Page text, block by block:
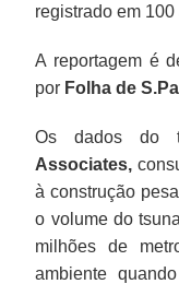
registrado em
A reportagem é
por Folha de
Os dados do
Associates,
à construção
o volume do
milhões de
ambiente